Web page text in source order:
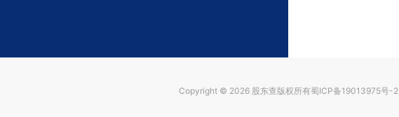
Copyright © 2026 股东查版权所有蜀ICP备19013975号-2